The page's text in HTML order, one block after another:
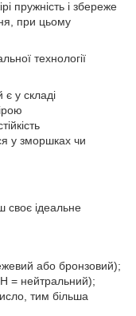
пружність і збереже
при цьому
технології
у складі
у зморшках чи
своє ідеальне
або бронзовий);
= нейтральний);
тим більша